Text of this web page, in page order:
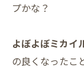
プかな？
よぼよぼミカイ
の良くなったこ